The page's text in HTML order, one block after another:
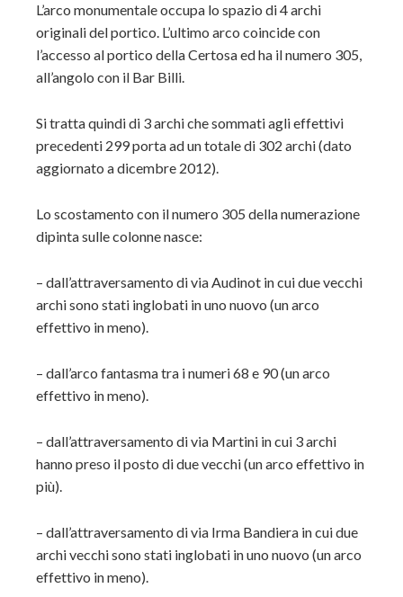
L’arco monumentale occupa lo spazio di 4 archi
originali del portico. L’ultimo arco coincide con
l’accesso al portico della Certosa ed ha il numero 305,
all’angolo con il Bar Billi.
Si tratta quindi di 3 archi che sommati agli effettivi
precedenti 299 porta ad un totale di 302 archi (dato
aggiornato a dicembre 2012).
Lo scostamento con il numero 305 della numerazione
dipinta sulle colonne nasce:
– dall’attraversamento di via Audinot in cui due vecchi
archi sono stati inglobati in uno nuovo (un arco
effettivo in meno).
– dall’arco fantasma tra i numeri 68 e 90 (un arco
effettivo in meno).
– dall’attraversamento di via Martini in cui 3 archi
hanno preso il posto di due vecchi (un arco effettivo in
più).
– dall’attraversamento di via Irma Bandiera in cui due
archi vecchi sono stati inglobati in uno nuovo (un arco
effettivo in meno).